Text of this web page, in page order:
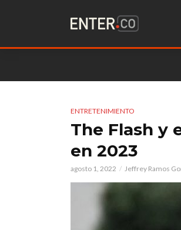
ENTRETENIMIENTO
The Flash y
en 2023
agosto 1, 2022 Jeffrey Ramos